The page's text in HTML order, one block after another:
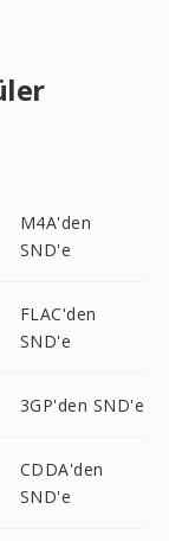
M4A'den
SND'e
FLAC'den
SND'e
3GP'den SND'e
CDDA'den
SND'e